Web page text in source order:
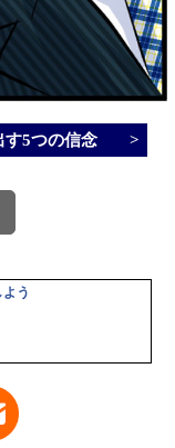
す5つの信念
う